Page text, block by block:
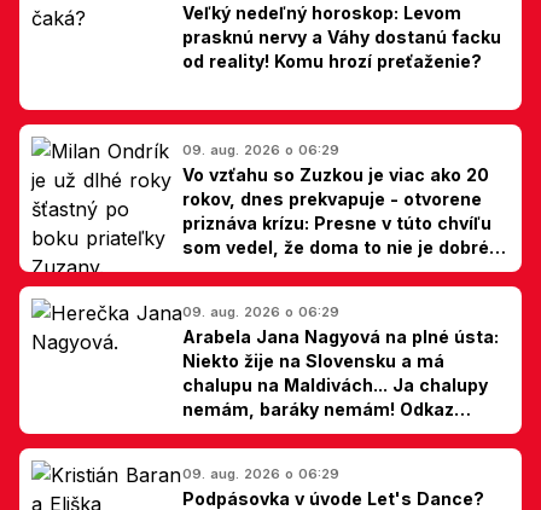
Veľký nedeľný horoskop: Levom
prasknú nervy a Váhy dostanú facku
od reality! Komu hrozí preťaženie?
09. aug. 2026 o 06:29
Vo vzťahu so Zuzkou je viac ako 20
rokov, dnes prekvapuje - otvorene
priznáva krízu: Presne v túto chvíľu
som vedel, že doma to nie je dobré,
hovorí Milan Ondrík
09. aug. 2026 o 06:29
Arabela Jana Nagyová na plné ústa:
Niekto žije na Slovensku a má
chalupu na Maldivách... Ja chalupy
nemám, baráky nemám! Odkaz
Slovákom
09. aug. 2026 o 06:29
Podpásovka v úvode Let's Dance?